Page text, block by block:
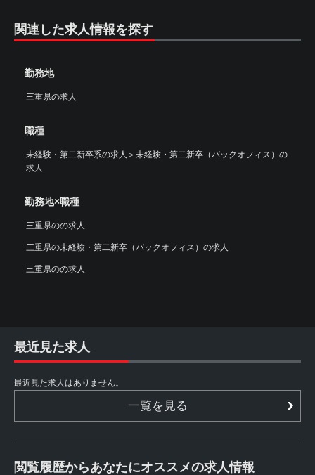
関連した求人情報を探す
勤務地
三重県の求人
職種
未経験・第二新卒系の求人 ＞ 未経験・第二新卒（バックオフィス）の
求人
勤務地×職種
三重県のの求人
三重県の未経験・第二新卒（バックオフィス）の求人
三重県のの求人
最近見た求人
最近見た求人はありません。
一覧を見る
閲覧履歴からあなたにオススメの求人情報